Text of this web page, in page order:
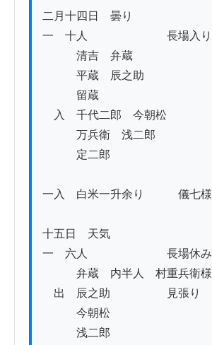
二月十四日　曇り
一　十人　　　　　　　長場入り
清吉　弁蔵
平蔵　辰之助
留蔵
入　千代二郎　今朝松
万兵衛　浅二郎
定二郎
一入　白米一升余り　　　儀七様
十五日　天気
一　六人　　　　　　　長場休み
弁蔵　内半人　村重兵衛様
出　辰之助　　　　　見張り
今朝松
浅二郎